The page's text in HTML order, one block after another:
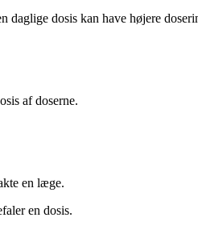
daglige dosis kan have højere
af doserne.
en læge.
en dosis.